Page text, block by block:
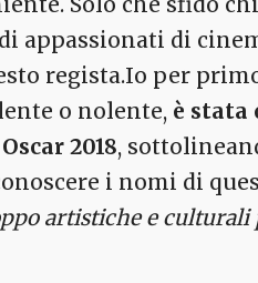
appassionati di
regista.Io per
o nolente, è stata
2018,
i nomi di
artistiche e culturali